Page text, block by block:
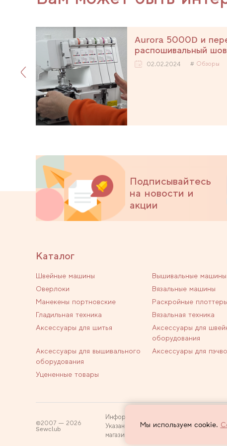
Aurora 5000D и
распошивальный
02.02.2024 Обзоры
Подписывайтесь
на новости и
акции
Каталог
Швейные машины
Вышивальные машины
Оверлоки
Вязальные машины
Манекены портновские
Раскройные плоттеры
Гладильная техника
Вязальная техника
Аксессуары для шитья
Аксессуары для
оборудования
Аксессуары для вышивального
оборудования
Аксессуары для
Уцененные товары
2007 — 2026
Sewclub
Информация на сайте не является
Указанные цены действуют только при
магазин
Мы используем cookie.